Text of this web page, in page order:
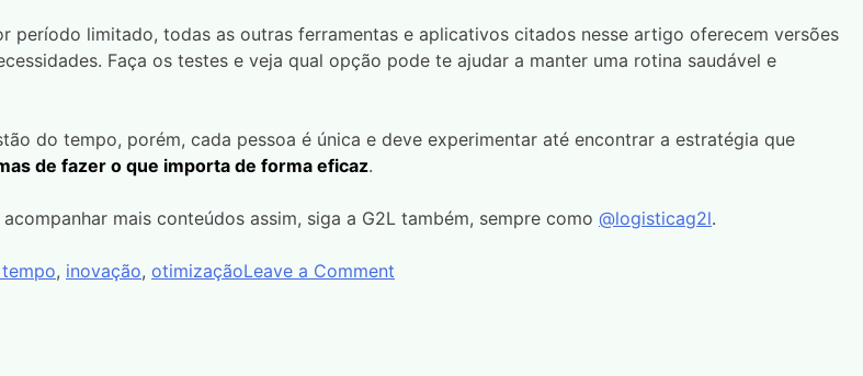
período limitado, todas as outras ferramentas e aplicativos citados nesse artigo oferecem versões
Faça os testes e veja qual opção pode te ajudar a manter uma rotina saudável e
do tempo, porém, cada pessoa é única e deve experimentar até encontrar a estratégia que
de fazer o que importa de forma eficaz.
acompanhar mais conteúdos assim, siga a G2L também, sempre como @logisticag2l.
, inovação, otimizaçãoLeave a Comment